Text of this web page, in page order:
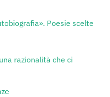
Poesie scelte
razionalità che ci